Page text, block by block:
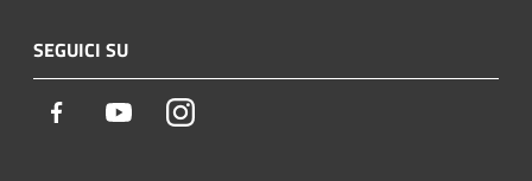
SEGUICI SU
Facebook YoutubeInstagram